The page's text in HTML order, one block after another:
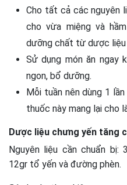
Cho tất cả các nguyên
cho vừa miệng và
dưỡng chất từ dược liệu
Sử dụng món ăn ngay
ngon, bổ dưỡng.
Mỗi tuần nên dùng 1
thuốc này mang lại cho
Dược liệu chưng yến tăng
Nguyên liệu cần chuẩn
12gr tổ yến và đường phèn.